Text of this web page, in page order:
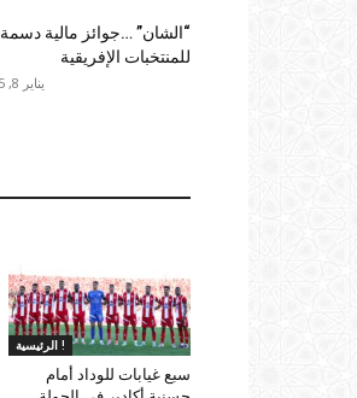
“الشان” …جوائز مالية دسمة
للمنتخبات الإفريقية
يناير 8, 2025 12:52
الرئيسية !
سبع غيابات للوداد أمام